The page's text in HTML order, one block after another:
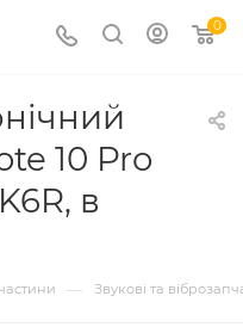
0
10 Pro
в
— Звукові та